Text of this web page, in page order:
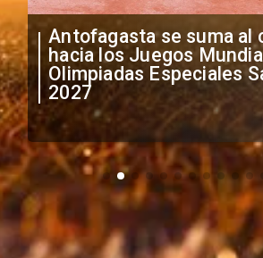
"Falta de
anuncia medidas por
irregular de futbolistas
extranjeros